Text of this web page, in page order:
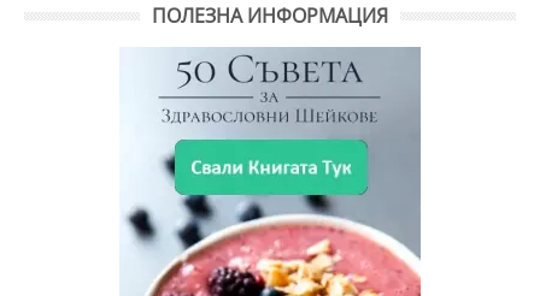
ПОЛЕЗНА ИНФОРМАЦИЯ